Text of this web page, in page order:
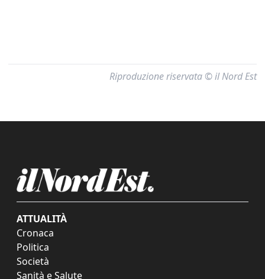
Riproduzione riservata © il Nord Est
ATTUALITÀ
Cronaca
Politica
Società
Sanità e Salute